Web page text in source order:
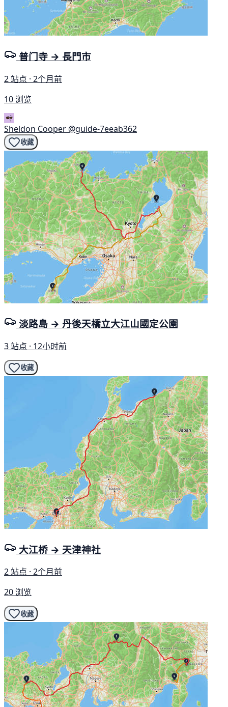
普门寺 → 長門市
2 站点 · 2个月前
10 浏览
Sheldon Cooper @guide-7eeab362
收藏
淡路島 → 丹後天橋立大江山國定公園
3 站点 · 12小时前
收藏
大江桥 → 天津神社
2 站点 · 2个月前
20 浏览
收藏